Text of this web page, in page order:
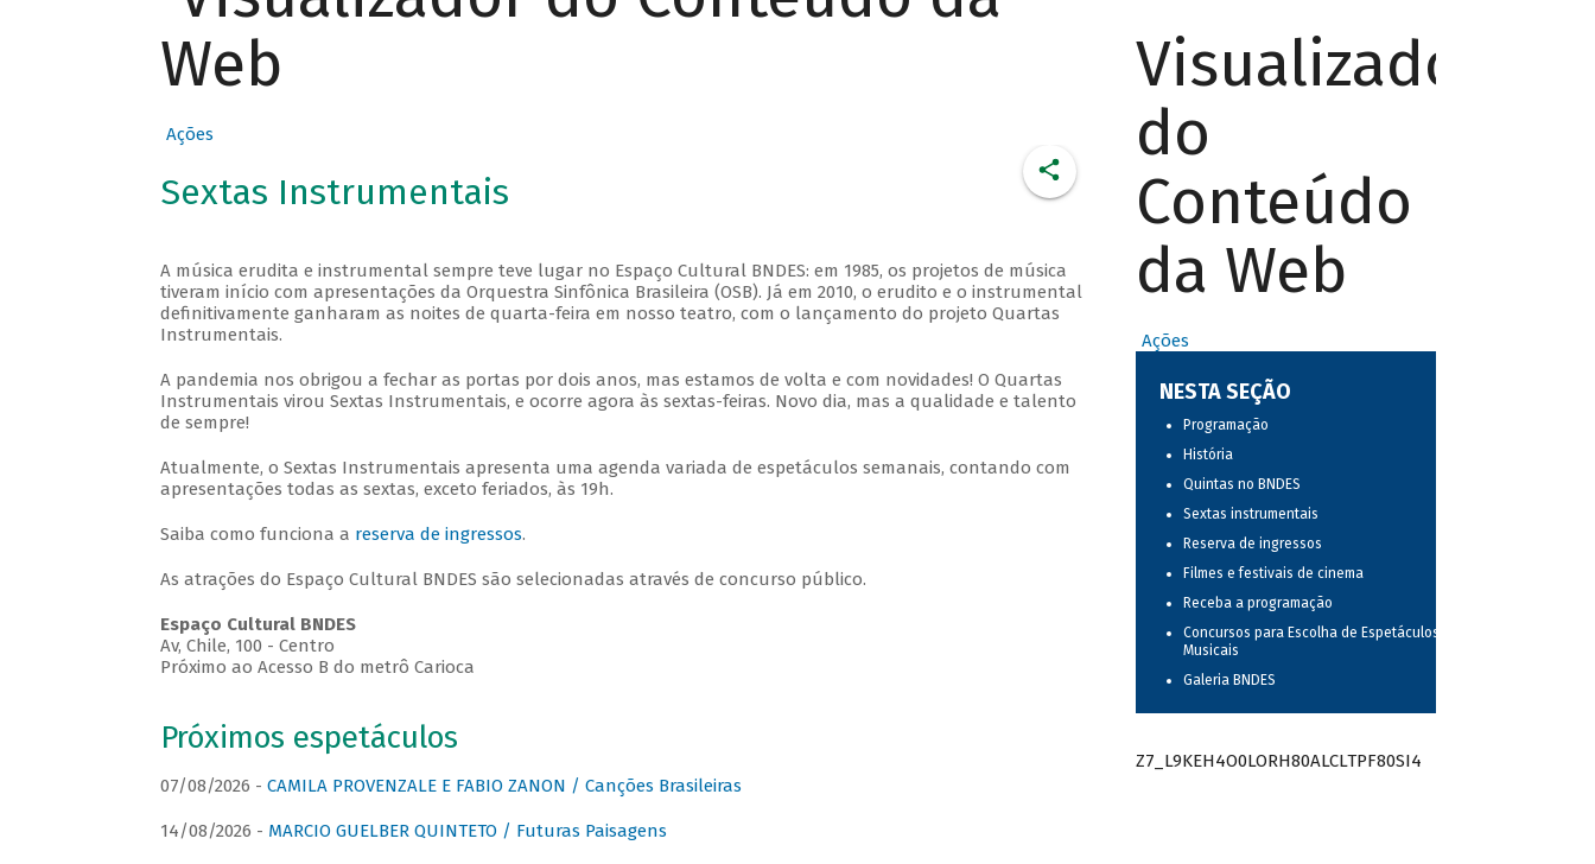
Web
Ações
Sextas Instrumentais
A música erudita e instrumental sempre teve lugar no Espaço Cultural BNDES: em 1985, os projetos de música
tiveram início com apresentações da Orquestra Sinfônica Brasileira (OSB). Já em 2010, o erudito e o instrumental
definitivamente ganharam as noites de quarta-feira em nosso teatro, com o lançamento do projeto Quartas
Instrumentais.
A pandemia nos obrigou a fechar as portas por dois anos, mas estamos de volta e com novidades! O Quartas
Instrumentais virou Sextas Instrumentais, e ocorre agora às sextas-feiras. Novo dia, mas a qualidade e talento
de sempre!
Atualmente, o Sextas Instrumentais apresenta uma agenda variada de espetáculos semanais, contando com
apresentações todas as sextas, exceto feriados, às 19h.
Saiba como funciona a reserva de ingressos.
As atrações do Espaço Cultural BNDES são selecionadas através de concurso público.
Espaço Cultural BNDES
Av, Chile, 100 - Centro
Próximo ao Acesso B do metrô Carioca
Próximos espetáculos
07/08/2026 - CAMILA PROVENZALE E FABIO ZANON / Canções Brasileiras
14/08/2026 - MARCIO GUELBER QUINTETO / Futuras Paisagens
Visualizador
do
Conteúdo
da Web
Ações
NESTA SEÇÃO
Programação
História
Quintas no BNDES
Sextas instrumentais
Reserva de ingressos
Filmes e festivais de cinema
Receba a programação
Concursos para Escolha de Espetáculos
Musicais
Galeria BNDES
Z7_L9KEH4O0LORH80ALCLTPF80SI4